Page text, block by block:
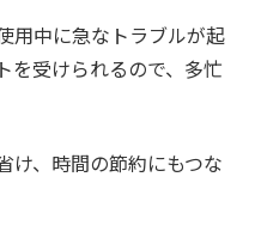
用中に急なトラブルが起
を受けられるので、多忙
け、時間の節約にもつな